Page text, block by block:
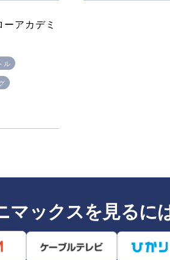
アカデミ
ル
マックスを見るに